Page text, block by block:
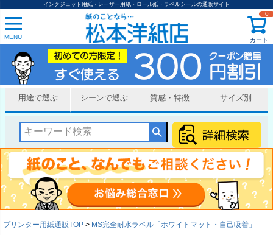
インクジェット用紙・レーザー用紙・ロール紙・ラベルシールの通販サイト
MENU カート
0
用途で選ぶ シーンで選ぶ 質感・特徴 サイズ別
プリンター用紙通販TOP MS完全耐水ラベル「ホワイトマット・自己吸着」